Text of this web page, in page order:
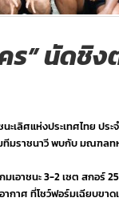
คร” นัดชิ
เลิศแห่งประเทศไทย ปร
ทีมราชนาวี พบกับ มณฑล
เอาชนะ 3-2 เซต สกอร์
าศ ที่โชว์ฟอร์มเฉียบขาด